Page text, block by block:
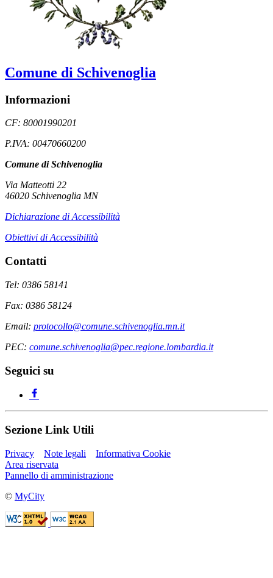
Comune di Schivenoglia
Informazioni
CF: 80001990201
P.IVA: 00470660200
Comune di Schivenoglia
Via Matteotti 22
46020 Schivenoglia MN
Dichiarazione di Accessibilità
Obiettivi di Accessibilità
Contatti
Tel: 0386 58141
Fax: 0386 58124
Email: protocollo@comune.schivenoglia.mn.it
PEC: comune.schivenoglia@pec.regione.lombardia.it
Seguici su
Sezione Link Utili
Privacy Note legali
Informativa Cookie
Area riservata
Pannello di amministrazione
© MyCity